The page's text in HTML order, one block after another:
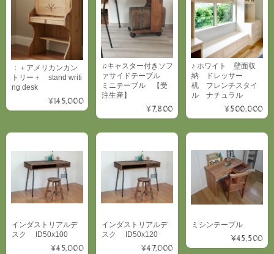
：＋アメリカンカン
トリー＋ stand writi
ng desk
¥145,000
♫キャスター付きソフ
ァサイドテーブル
ミニテーブル 【受
注生産】
¥7,800
♪ ホワイト 壁面収
納 ドレッサー
机 フレンチスタイ
ル ナチュラル
¥500,000
インダストリアルデ
スク ID50x100
¥45,000
インダストリアルデ
スク ID50x120
¥47,000
ミシンテーブル
¥45,500